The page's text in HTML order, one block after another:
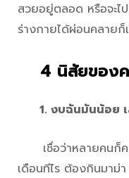
สวยอยู่ตลอด หรือจะไ
ร่างกายได้ผ่อนคลายก็
4 นิสัยของค
1. งบฉันมันน้อย
เชื่อว่าหลายคนก็ค
เดือนทีไร ต้องกินมาม่